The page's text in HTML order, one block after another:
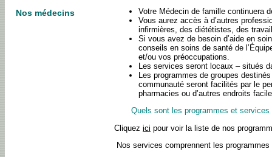
Nos médecins
Votre Médecin de famille continuera
Vous aurez accès à d’autres
infirmières, des diététistes, des
Si vous avez de besoin d’aide en
conseils en soins de santé de
et/ou vos préoccupations.
Les services seront locaux – situés
Les programmes de groupes
communauté seront facilités par le
pharmacies ou d’autres endroits
Quels sont les programmes et
Cliquez ici pour voir la liste de nos
Nos services comprennent les